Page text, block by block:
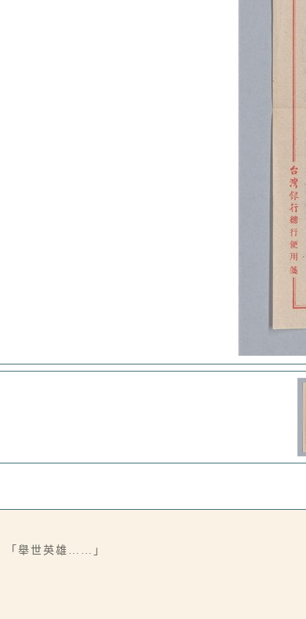
「舉世英雄……」